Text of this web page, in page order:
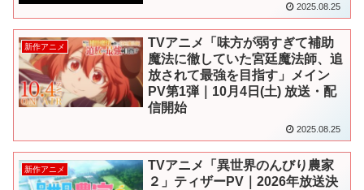
2025.08.25
新作アニメ
TVアニメ「味方が弱すぎて補助
魔法に徹していた宮廷魔法師、追
放されて最強を目指す」メイン
PV第1弾｜10月4日(土) 放送・配
信開始
2025.08.25
新作アニメ
TVアニメ「異世界のんびり農家
２」ティザーPV｜2026年放送決